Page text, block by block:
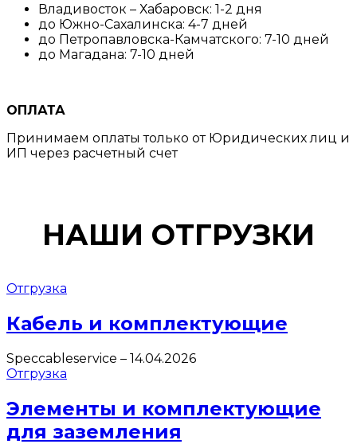
Владивосток – Хабаровск: 1-2 дня
до Южно-Сахалинска: 4-7 дней
до Петропавловска-Камчатского: 7-10 дней
до Магадана: 7-10 дней
ОПЛАТА
Принимаем оплаты только от Юридических лиц и
ИП через расчетный счет
НАШИ ОТГРУЗКИ
Отгрузка
Кабель и комплектующие
Speccableservice – 14.04.2026
Отгрузка
Элементы и комплектующие
для заземления